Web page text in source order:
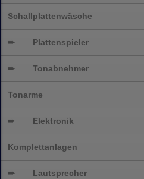
Schallplattenwäsche
➨ Plattenspieler
➨ Tonabnehmer
Tonarme
➨ Elektronik
Komplettanlagen
➨ Lautsprecher